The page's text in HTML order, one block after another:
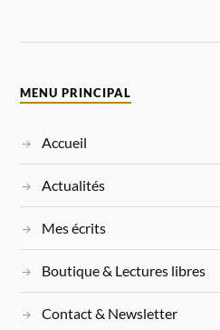
MENU PRINCIPAL
Accueil
Actualités
Mes écrits
Boutique & Lectures libres
Contact & Newsletter